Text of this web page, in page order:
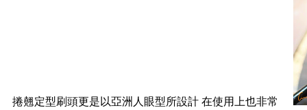
捲翹定型刷頭更是以亞洲人眼型所設計 在使用上也非常